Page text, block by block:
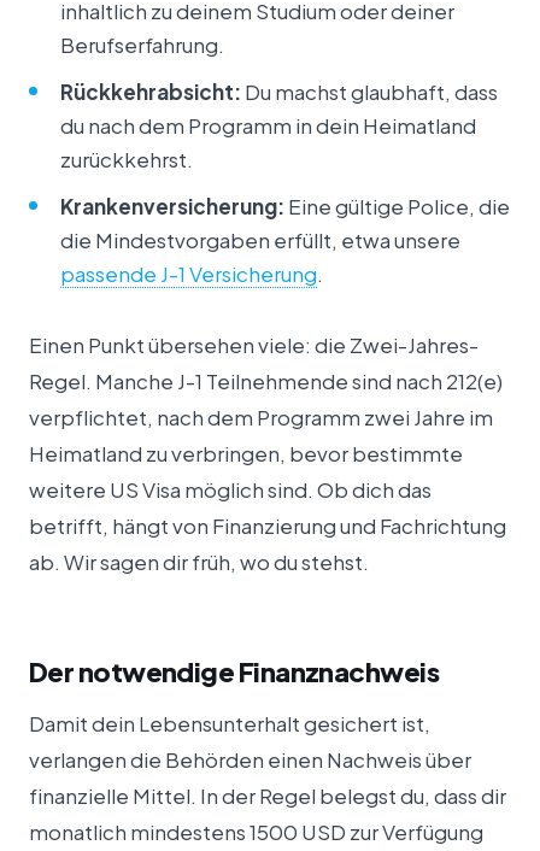
inhaltlich zu deinem Studium oder deiner
Berufserfahrung.
Rückkehrabsicht: Du machst glaubhaft, dass
du nach dem Programm in dein Heimatland
zurückkehrst.
Krankenversicherung: Eine gültige Police, die
die Mindestvorgaben erfüllt, etwa unsere
passende J-1 Versicherung.
Einen Punkt übersehen viele: die Zwei-Jahres-
Regel. Manche J-1 Teilnehmende sind nach 212(e)
verpflichtet, nach dem Programm zwei Jahre im
Heimatland zu verbringen, bevor bestimmte
weitere US Visa möglich sind. Ob dich das
betrifft, hängt von Finanzierung und Fachrichtung
ab. Wir sagen dir früh, wo du stehst.
Der notwendige Finanznachweis
Damit dein Lebensunterhalt gesichert ist,
verlangen die Behörden einen Nachweis über
finanzielle Mittel. In der Regel belegst du, dass dir
monatlich mindestens 1500 USD zur Verfügung